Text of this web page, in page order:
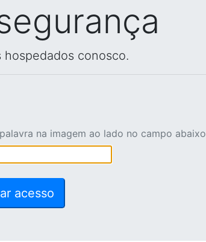
conosco.
na imagem ao lado no campo abaixo